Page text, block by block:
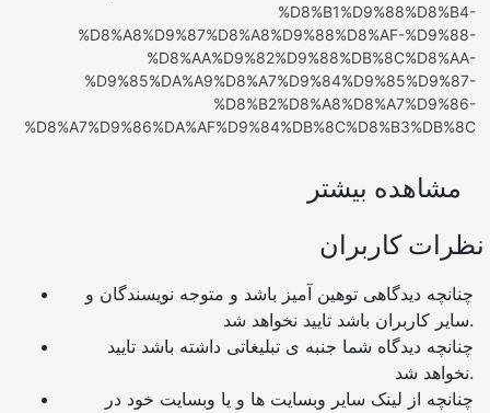
%D8%B1%D9%88%D8%B4-
%D8%A8%D9%87%D8%A8%D9%88%D8%AF-%D9%88-
%D8%AA%D9%82%D9%88%DB%8C%D8%AA-
%D9%85%DA%A9%D8%A7%D9%84%D9%85%D9%87-
%D8%B2%D8%A8%D8%A7%D9%86-
%D8%A7%D9%86%DA%AF%D9%84%DB%8C%D8%B3%DB%8C
مشاهده بیشتر
نظرات کاربران
سایر کاربران باشد تایید نخواهد شد.
نخواهد شد.